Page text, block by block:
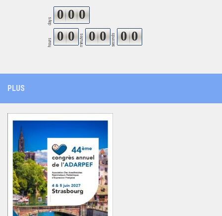
days 0 0 0
hours 0 0 minutes 0 0 seconds 0 0
PLUS